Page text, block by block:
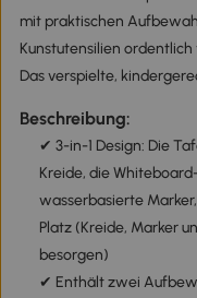
mit praktischen
Kunstutensilien
Das verspielte,
Beschreibung:
✔ 3-in-1 Design: Die
Kreide, die
wasserbasierte
Platz (Kreide, Marker
besorgen)
✔ Enthält zwei